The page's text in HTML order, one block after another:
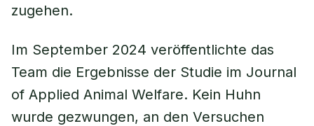
zugehen.
Im September 2024 veröffentlichte das
Team die Ergebnisse der Studie im Journal
of Applied Animal Welfare. Kein Huhn
wurde gezwungen, an den Versuchen